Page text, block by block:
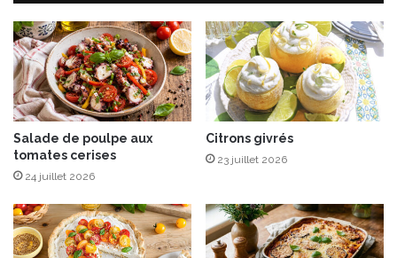
n
a
c
h
e
c
h
o
c
o
a
t
n
e
t
g
r
a
n
n
y
u
c
o
Salade de poulpe aux
tomates cerises
24 juillet 2026
Citrons givrés
23 juillet 2026